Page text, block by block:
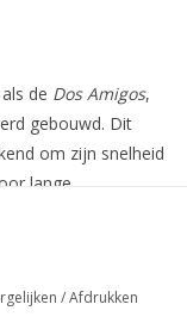
de Dos Amigos,
gebouwd. Dit
om zijn snelheid
lange
Amigos):
/Afdrukken